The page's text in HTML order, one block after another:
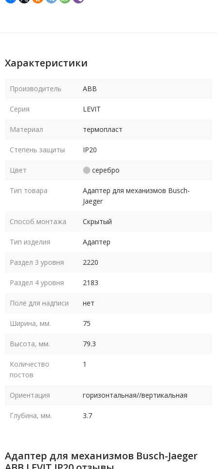
Характеристики
Производитель ABB
Серия LEVIT
Материал термопласт
Степень защиты IP20
Цвет серебро
Тип товара
Адаптер для механизмов Busch-
Jaeger
Способ монтажа Скрытый
Тип изделия Адаптер
Раздел 3 уровня 2220
Раздел 4 уровня 2183
Поле для надписи нет
Ширина, мм. 75
Высота, мм. 79.3
Количество
постов
1
Ориентация горизонтальная//вертикальная
Глубина, мм. 3.7
Адаптер для механизмов Busch-Jaeger